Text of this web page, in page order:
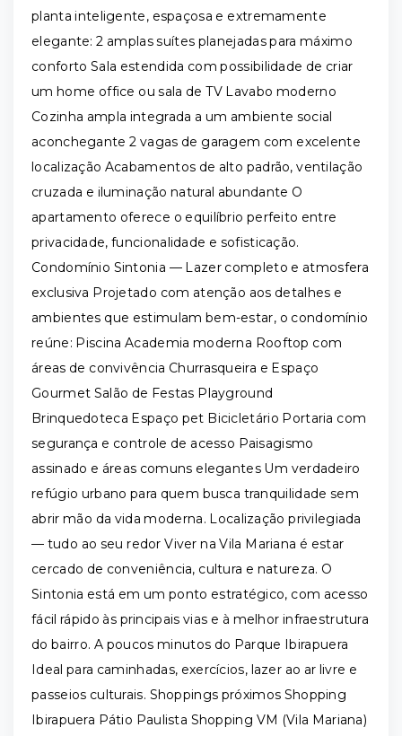
planta inteligente, espaçosa e extremamente
elegante: 2 amplas suítes planejadas para máximo
conforto Sala estendida com possibilidade de criar
um home office ou sala de TV Lavabo moderno
Cozinha ampla integrada a um ambiente social
aconchegante 2 vagas de garagem com excelente
localização Acabamentos de alto padrão, ventilação
cruzada e iluminação natural abundante O
apartamento oferece o equilíbrio perfeito entre
privacidade, funcionalidade e sofisticação.
Condomínio Sintonia — Lazer completo e atmosfera
exclusiva Projetado com atenção aos detalhes e
ambientes que estimulam bem-estar, o condomínio
reúne: Piscina Academia moderna Rooftop com
áreas de convivência Churrasqueira e Espaço
Gourmet Salão de Festas Playground
Brinquedoteca Espaço pet Bicicletário Portaria com
segurança e controle de acesso Paisagismo
assinado e áreas comuns elegantes Um verdadeiro
refúgio urbano para quem busca tranquilidade sem
abrir mão da vida moderna. Localização privilegiada
— tudo ao seu redor Viver na Vila Mariana é estar
cercado de conveniência, cultura e natureza. O
Sintonia está em um ponto estratégico, com acesso
fácil rápido às principais vias e à melhor infraestrutura
do bairro. A poucos minutos do Parque Ibirapuera
Ideal para caminhadas, exercícios, lazer ao ar livre e
passeios culturais. Shoppings próximos Shopping
Ibirapuera Pátio Paulista Shopping VM (Vila Mariana)